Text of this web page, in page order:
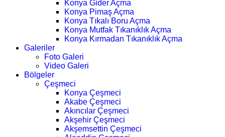
Konya Gider Açma
Konya Pimaş Açma
Konya Tıkalı Boru Açma
Konya Mutfak Tıkanıklık Açma
Konya Kırmadan Tıkanıklık Açma
Galeriler
Foto Galeri
Video Galeri
Bölgeler
Çeşmeci
Konya Çeşmeci
Akabe Çeşmeci
Akıncılar Çeşmeci
Akşehir Çeşmeci
Akşemsettin Çeşmeci